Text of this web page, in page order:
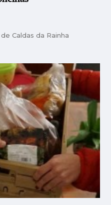
Caldas da Rainha